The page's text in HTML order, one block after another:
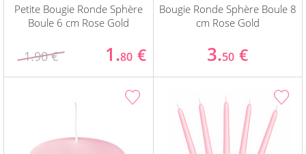
Petite Bougie Ronde Sphère
Boule 6 cm Rose Gold
1.90 € 1.80 €
Bougie Ronde Sphère Boule 8
cm Rose Gold
3.50 €